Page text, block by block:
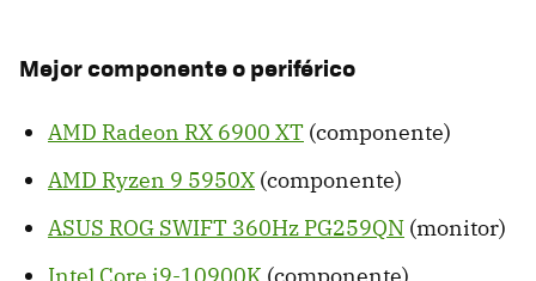
Mejor componente o periférico
AMD Radeon RX 6900 XT (componente)
AMD Ryzen 9 5950X (componente)
ASUS ROG SWIFT 360Hz PG259QN (monitor)
Intel Core i9-10900K (componente)